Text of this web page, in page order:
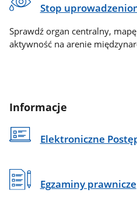
Stop
Sprawdź organ centralny,
aktywność na arenie
Informacje
Elektroniczne
Egzaminy prawnicze